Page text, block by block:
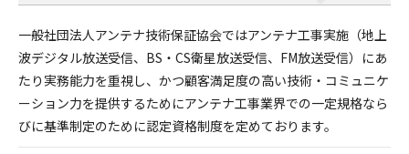
一般社団法人アンテナ技術保証協会ではアンテナ工事実施（地上
波デジタル放送受信、BS・CS衛星放送受信、FM放送受信）にあ
たり実務能力を重視し、かつ顧客満足度の高い技術・コミュニケ
ーション力を提供するためにアンテナ工事業界での一定規格なら
びに基準制定のために認定資格制度を定めております。